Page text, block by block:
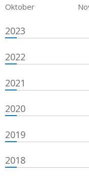
Oktober
2023
2022
2021
2020
2019
2018